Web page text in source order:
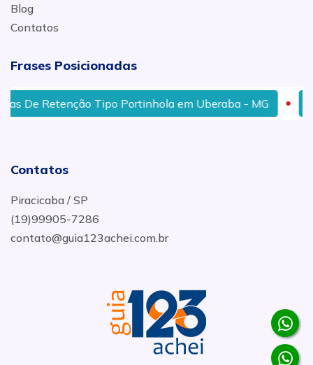
Blog
Contatos
Frases Posicionadas
Retenção Tipo Portinhola em Uberaba - MG Tee
Contatos
Piracicaba / SP
(19)99905-7286
contato@guia123achei.com.br